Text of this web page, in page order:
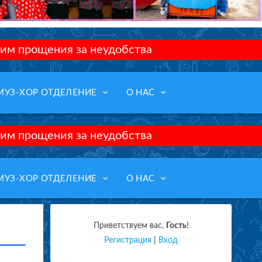
прощения за неудобства
ХОР ОТДЕЛЕНИЕ keyboard_arrow_down О НАС keyboard_arrow_down
прощения за неудобства
ХОР ОТДЕЛЕНИЕ keyboard_arrow_down О НАС keyboard_arrow_down
Приветствуем вас, Гость!
Регистрация
Вход